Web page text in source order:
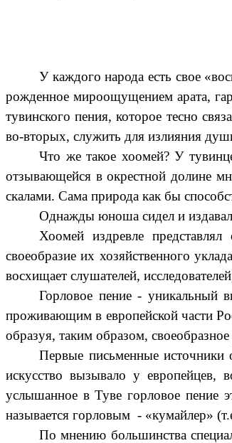
У каждого народа есть свое
рожденное мироощущением арата,
тувинского пения, которое тесно
во-вторых, служить для излияния
Что же такое хоомей? У
отзывающейся в окрестной долине
скалами. Сама природа как бы
Однажды юноша сидел и издавал
Хоомей издревле
своеобразие их хозяйственного
восхищает слушателей,
Горловое пение - уникальный
проживающим в европейской части
образуя, таким образом,
Первые письменные источники
искусство вызывало у
услышанное в Туве горловое пение
называется горловым - «кумайлер»
По мнению большинства